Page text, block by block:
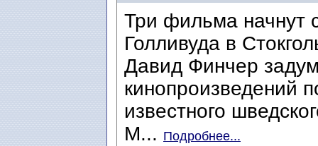
Три фильма начнут
Голливуда в
Давид Финчер
кинопроизведений
известного
М... Подробнее...